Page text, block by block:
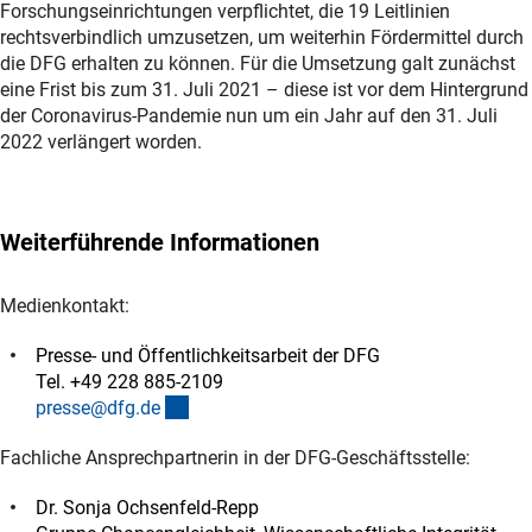
Forschungseinrichtungen verpflichtet, die 19 Leitlinien
rechtsverbindlich umzusetzen, um weiterhin Fördermittel durch
die DFG erhalten zu können. Für die Umsetzung galt zunächst
eine Frist bis zum 31. Juli 2021 – diese ist vor dem Hintergrund
der Coronavirus-Pandemie nun um ein Jahr auf den 31. Juli
2022 verlängert worden.
Weiterführende Informationen
Medienkontakt:
Presse- und Öffentlichkeitsarbeit der DFG
Tel. +49 228 885-2109
presse@dfg.de
Fachliche Ansprechpartnerin in der DFG-Geschäftsstelle:
Dr. Sonja Ochsenfeld-Repp